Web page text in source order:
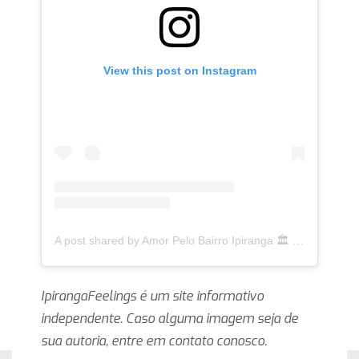
View this post on Instagram
IpirangaFeelings é um site informativo
independente. Caso alguma imagem seja de
sua autoria, entre em contato conosco.